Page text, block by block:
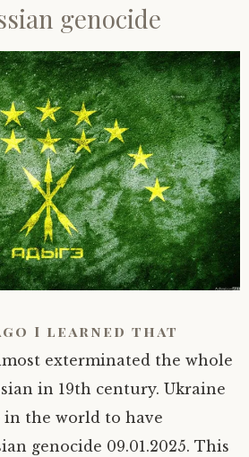
genocide
I learned that
exterminated the whole
in 19th century. Ukraine
the world to have
genocide 09.01.2025. This